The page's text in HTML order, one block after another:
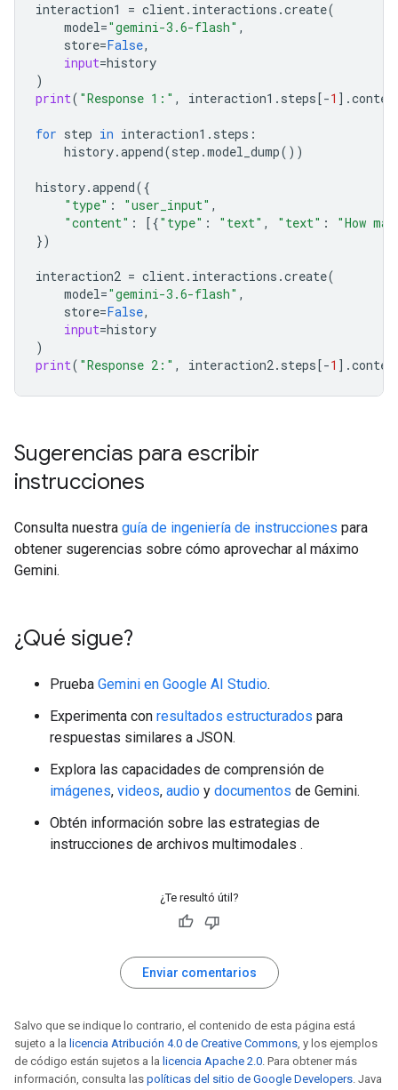
interaction1 = client. interactions .create(
model="gemini-3.6-flash" ,
store=False,
input=history
)
print( "Response 1:" , interaction1 . steps[-1 ] .
for step in interaction1 . steps :
history.append(step .model_dump())
history.append({
"type" : "user_input" ,
"content" : [{"type" : "text" , "text" :
"How
})
interaction2 = client. interactions .create(
model="gemini-3.6-flash" ,
store=False,
input=history
)
print( "Response 2:" , interaction2. steps[-1 ] .
Sugerencias para escribir
instrucciones
Consulta nuestra guía de ingeniería de instrucciones para
obtener sugerencias sobre cómo aprovechar al máximo
Gemini.
¿Qué sigue?
Prueba Gemini en Google AI Studio.
Experimenta con resultados estructurados para
respuestas similares a JSON.
Explora las capacidades de comprensión de
imágenes, videos, audio y documentos de Gemini.
Obtén información sobre las estrategias de
instrucciones de archivos multimodales .
¿Te resultó útil?
Enviar comentarios
Salvo que se indique lo contrario, el contenido de esta página está
sujeto a la licencia Atribución 4.0 de Creative Commons, y los ejemplos
de código están sujetos a la licencia Apache 2.0. Para obtener más
información, consulta las políticas del sitio de Google Developers. Java